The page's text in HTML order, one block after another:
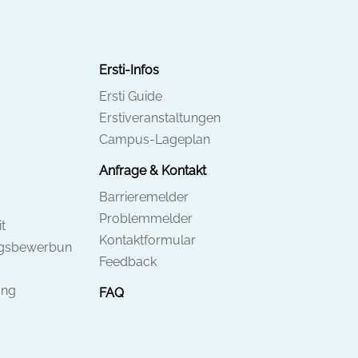
Ersti-Infos
Ersti Guide
Erstiveranstaltungen
Campus-Lageplan
Anfrage & Kontakt
Barrieremelder
Problemmelder
Kontaktformular
Feedback
FAQ